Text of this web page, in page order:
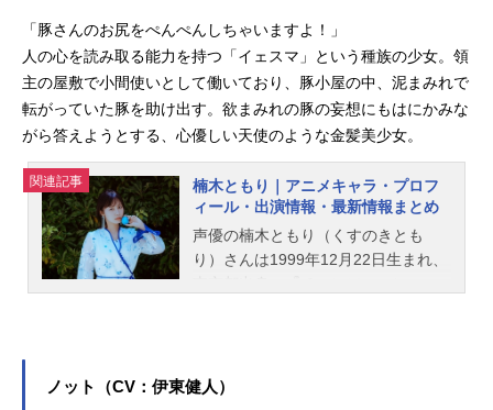
「豚さんのお尻をぺんぺんしちゃいますよ！」
人の心を読み取る能力を持つ「イェスマ」という種族の少女。領
主の屋敷で小間使いとして働いており、豚小屋の中、泥まみれで
転がっていた豚を助け出す。欲まみれの豚の妄想にもはにかみな
がら答えようとする、心優しい天使のような金髪美少女。
関連記事
楠木ともり｜アニメキャラ・プロフ
ィール・出演情報・最新情報まとめ
声優の楠木ともり（くすのきとも
り）さんは1999年12月22日生まれ、
を多く演じています。こちらでは、
ノット（CV：伊東健人）